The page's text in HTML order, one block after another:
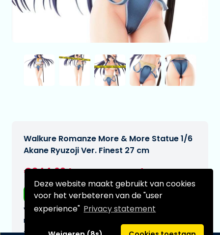
Deze website maakt gebruikt van cookies
voor het verbeteren van de "user
experience" Privacy statement
Walkure Romanze More & More Statue 1/6
Akane Ryuzoji Ver. Finest 27 cm
€244,69
Gratis verzending
Verwachtte leverdatum:
n.v.t.